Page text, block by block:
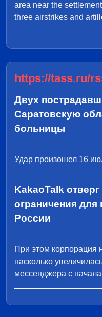
area near the
three airstrikes and
https://tass.ru/
Двух
Саратовскую
больницы
Удар произошел 16
KakaoTalk
ограничения для
России
При этом корпорация
насколько
мессенджера с начала